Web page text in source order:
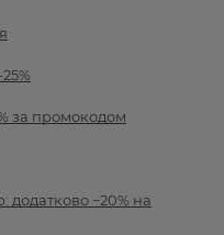
за промокодом
додатково −20% на